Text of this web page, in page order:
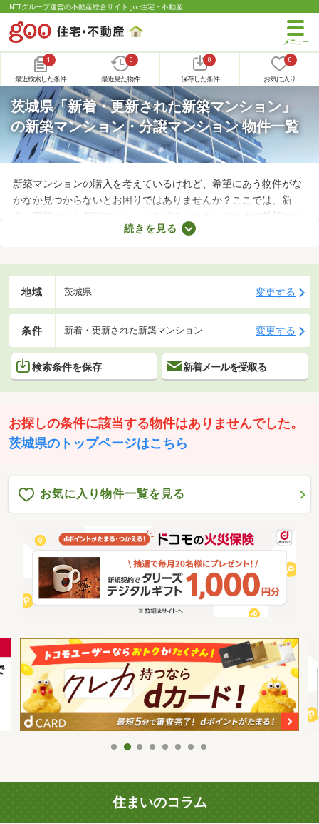
NTTグループ運営の不動産総合サイト goo住宅・不動産
1
最近検索した条件
0
最近見た物件
0
保存した条件
0
お気に入り
茨城県「新着・更新された新築マンション」
の新築マンション・分譲マンション 物件一覧
新築マンションの購入を考えているけれど、希望にあう物件がな
かなか見つからないとお困りではありませんか？ここでは、新
着・更新された新築マンションを紹介します。これまで希望にあ
う物件がなかったとしても、新着・更新された物件のなかに理想
から、家族にぴったりなマンションを見つけましょう。
続きを見る
地域 茨城県 変更する
条件 新着・更新された新築マンション 変更する
検索条件を保存 新着メールを受取る
お探しの条件に該当する物件はありませんでした。
茨城県のトップページはこちら
お気に入り物件一覧を見る
住まいのコラム